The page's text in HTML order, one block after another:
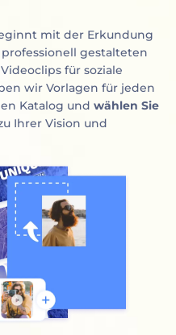
mit der Erkundung
gestalteten
für soziale
wir Vorlagen für jeden
Katalog und wählen Sie
Ihrer Vision und